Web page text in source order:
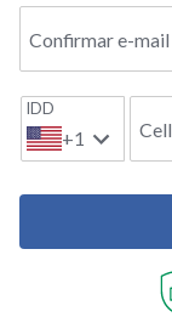
Confirmar e-mail
IDD
+1